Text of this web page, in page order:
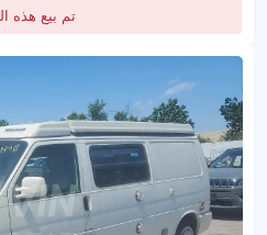
تم بيع هذه